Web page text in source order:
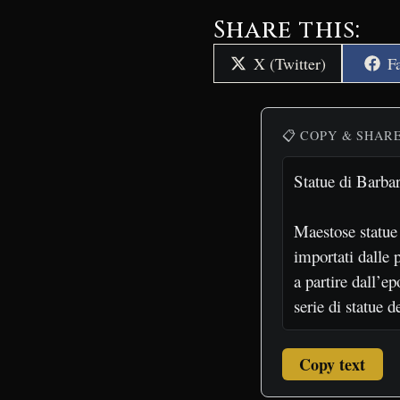
Share this:
Share
on
X (Twitter)
📋 COPY &
Copy text